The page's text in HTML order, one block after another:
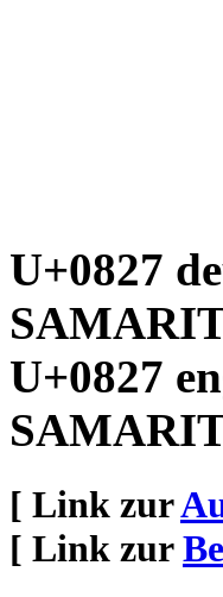
U+0827
U+0827
[ Link zur
[ Link zur